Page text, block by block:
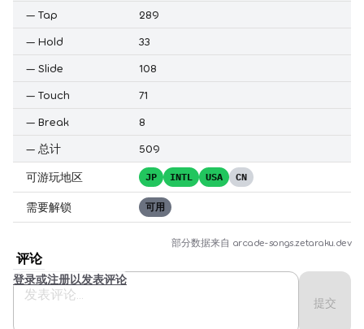
— Tap
289
— Hold
33
— Slide
108
— Touch
71
— Break
8
— 总计 509
可游玩地区 JP INTL USA CN
需要解锁 可用
部分数据来自 arcade-songs.zetaraku.dev
评论
提交
登录或注册以发表评论